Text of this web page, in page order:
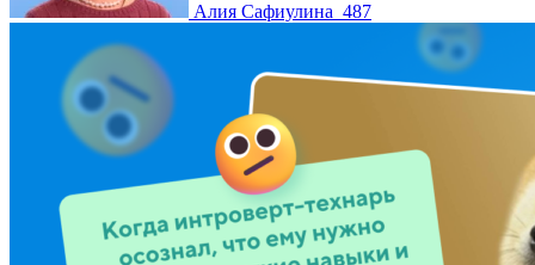
Алия Сафиулина 487